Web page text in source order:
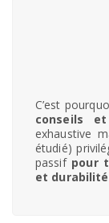
C’est
conseils
exhaustive
étudié)
passif pour
et